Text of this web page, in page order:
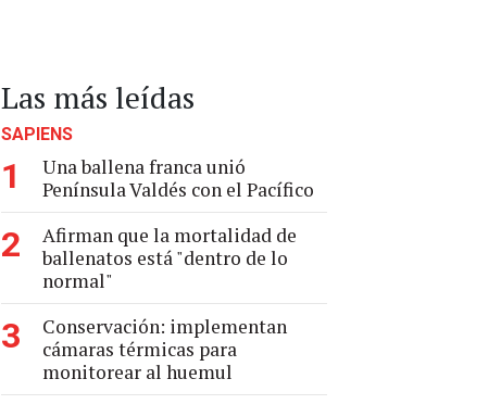
Las más leídas
SAPIENS
1
Una ballena franca unió
Península Valdés con el Pacífico
2
Afirman que la mortalidad de
ballenatos está "dentro de lo
normal"
3
Conservación: implementan
cámaras térmicas para
monitorear al huemul